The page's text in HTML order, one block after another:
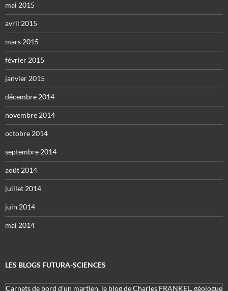
mai 2015
avril 2015
mars 2015
février 2015
janvier 2015
décembre 2014
novembre 2014
octobre 2014
septembre 2014
août 2014
juillet 2014
juin 2014
mai 2014
LES BLOGS FUTURA-SCIENCES
Carnets de bord d’un martien, le blog de Charles FRANKEL, géologue